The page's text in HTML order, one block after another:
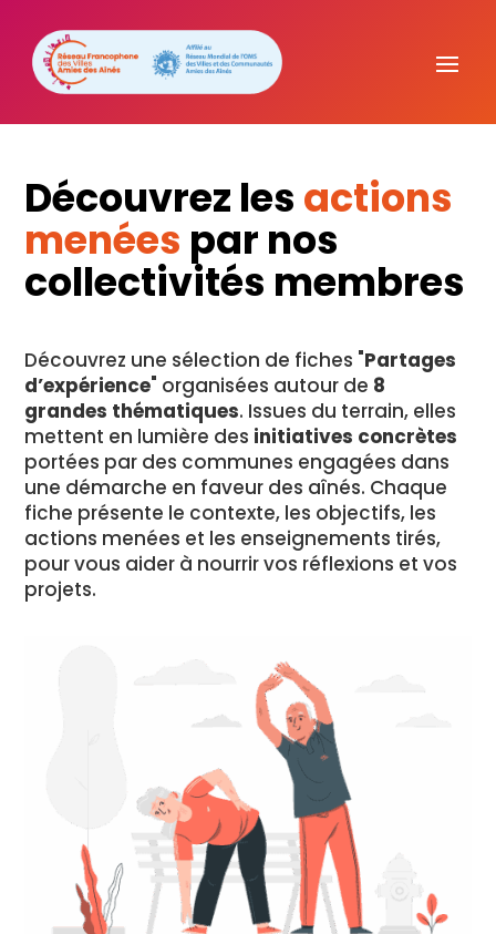
Découvrez les actions
menées par nos
collectivités membres
Découvrez une sélection de fiches "Partages
d’expérience" organisées autour de 8
grandes thématiques. Issues du terrain, elles
mettent en lumière des initiatives concrètes
portées par des communes engagées dans
une démarche en faveur des aînés. Chaque
fiche présente le contexte, les objectifs, les
actions menées et les enseignements tirés,
pour vous aider à nourrir vos réflexions et vos
projets.